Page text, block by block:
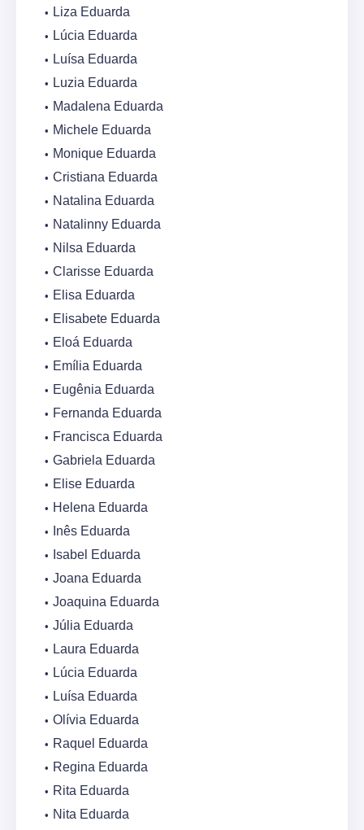
Liza Eduarda
Lúcia Eduarda
Luísa Eduarda
Luzia Eduarda
Madalena Eduarda
Michele Eduarda
Monique Eduarda
Cristiana Eduarda
Natalina Eduarda
Natalinny Eduarda
Nilsa Eduarda
Clarisse Eduarda
Elisa Eduarda
Elisabete Eduarda
Eloá Eduarda
Emília Eduarda
Eugênia Eduarda
Fernanda Eduarda
Francisca Eduarda
Gabriela Eduarda
Elise Eduarda
Helena Eduarda
Inês Eduarda
Isabel Eduarda
Joana Eduarda
Joaquina Eduarda
Júlia Eduarda
Laura Eduarda
Lúcia Eduarda
Luísa Eduarda
Olívia Eduarda
Raquel Eduarda
Regina Eduarda
Rita Eduarda
Nita Eduarda